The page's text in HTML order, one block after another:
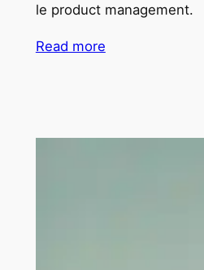
le product management.
Read more